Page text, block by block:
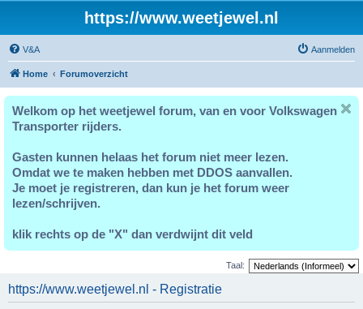
https://www.weetjewel.nl
V&A Aanmelden
Home Forumoverzicht
Welkom op het weetjewel forum, van en voor Volkswagen
Transporter rijders.
Gasten kunnen helaas het forum niet meer lezen.
Omdat we te maken hebben met DDOS aanvallen.
Je moet je registreren, dan kun je het forum weer
lezen/schrijven.
klik rechts op de "X" dan verdwijnt dit veld
Taal:
https://www.weetjewel.nl - Registratie